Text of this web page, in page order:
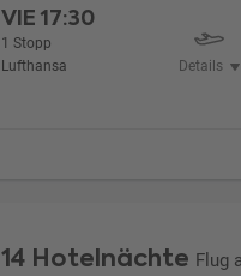
VIE17:30
1 Stopp
Lufthansa
Details
14 Hotelnächte Flug